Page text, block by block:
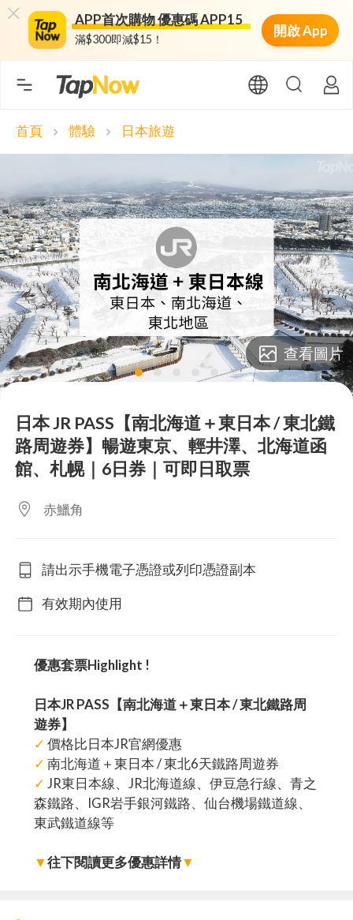
APP首次購物 優惠碼 APP15
滿$300即減$15！
開啟 App
首頁 chevron_right 體驗 chevron_right 日本旅遊
lens lens
查看圖片
日本 JR PASS【南北海道＋東日本 / 東北鐵
路周遊券】暢遊東京、輕井澤、北海道函
館、札幌｜6日券｜可即日取票
赤鱲角
請出示手機電子憑證或列印憑證副本
有效期內使用
優惠套票Highlight !
日本JR PASS【南北海道＋東日本 / 東北鐵路周
遊券】
✓ 價格比日本JR官網優惠
✓ 南北海道＋東日本 / 東北6天鐵路周遊券
✓ JR東日本線、JR北海道線、伊豆急行線、青之
森鐵路、IGR岩手銀河鐵路、仙台機場鐵道線、
東武鐵道線等
▼往下閱讀更多優惠詳情▼